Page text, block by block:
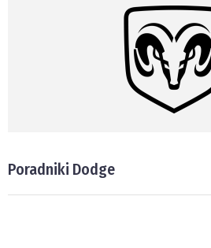
Poradniki Dodge